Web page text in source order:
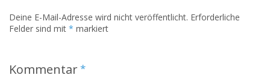
Deine E-Mail-Adresse wird nicht veröffentlicht. Erforderliche
Felder sind mit * markiert
Kommentar*